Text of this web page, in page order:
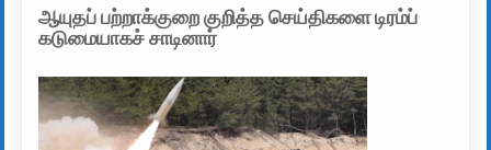
ஆயுதப் பற்றாக்குறை குறித்த செய்திகளை டிரம்ப்
கடுமையாகச் சாடினார்